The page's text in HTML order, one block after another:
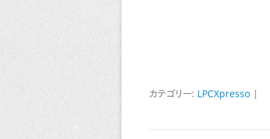
カテゴリー: LPCXpresso |